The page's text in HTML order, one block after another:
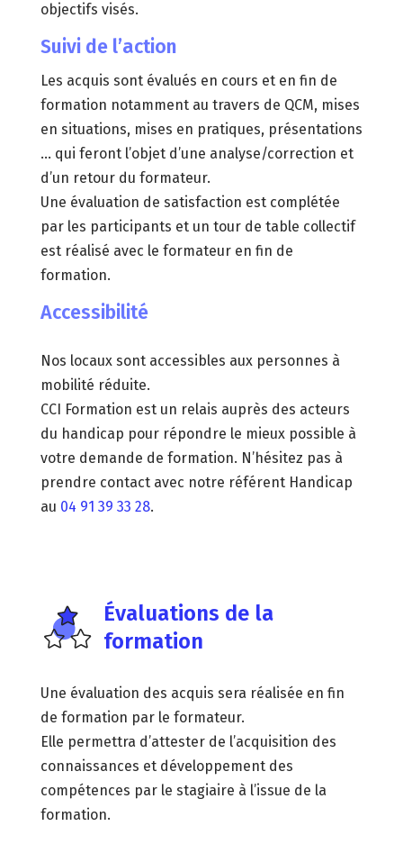
objectifs visés.
Suivi de l’action
Les acquis sont évalués en cours et en fin de
formation notamment au travers de QCM, mises
en situations, mises en pratiques, présentations
… qui feront l’objet d’une analyse/correction et
d’un retour du formateur.
Une évaluation de satisfaction est complétée
par les participants et un tour de table collectif
est réalisé avec le formateur en fin de
formation.
Accessibilité
Nos locaux sont accessibles aux personnes à
mobilité réduite.
CCI Formation est un relais auprès des acteurs
du handicap pour répondre le mieux possible à
votre demande de formation. N’hésitez pas à
prendre contact avec notre référent Handicap
au 04 91 39 33 28.
Évaluations de la
formation
Une évaluation des acquis sera réalisée en fin
de formation par le formateur.
Elle permettra d’attester de l’acquisition des
connaissances et développement des
compétences par le stagiaire à l’issue de la
formation.